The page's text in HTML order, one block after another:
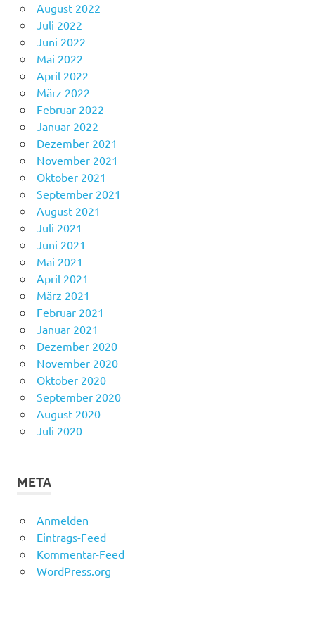
August 2022
Juli 2022
Juni 2022
Mai 2022
April 2022
März 2022
Februar 2022
Januar 2022
Dezember 2021
November 2021
Oktober 2021
September 2021
August 2021
Juli 2021
Juni 2021
Mai 2021
April 2021
März 2021
Februar 2021
Januar 2021
Dezember 2020
November 2020
Oktober 2020
September 2020
August 2020
Juli 2020
META
Anmelden
Eintrags-Feed
Kommentar-Feed
WordPress.org